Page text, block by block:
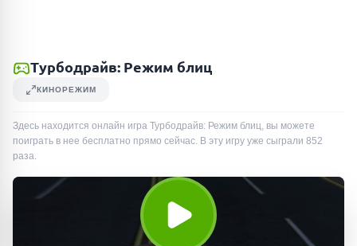
Турбодрайв: Режим блиц
КИНОРЕЖИМ
Здесь находится онлайн игра Турбодрайв: Режим блиц, вы можете
поиграть в нее бесплатно прямо сейчас. В эту игру уже сыграли 852
раза.